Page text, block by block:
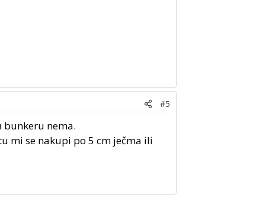
#5
bunkeru nema.
mi se nakupi po 5 cm ječma ili